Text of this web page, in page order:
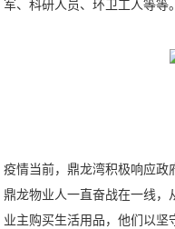
军、科研人员、环卫工人等等。
疫情当前，鼎龙湾积极响应政
鼎龙物业人一直奋战在一线
业主购买生活用品，他们以坚